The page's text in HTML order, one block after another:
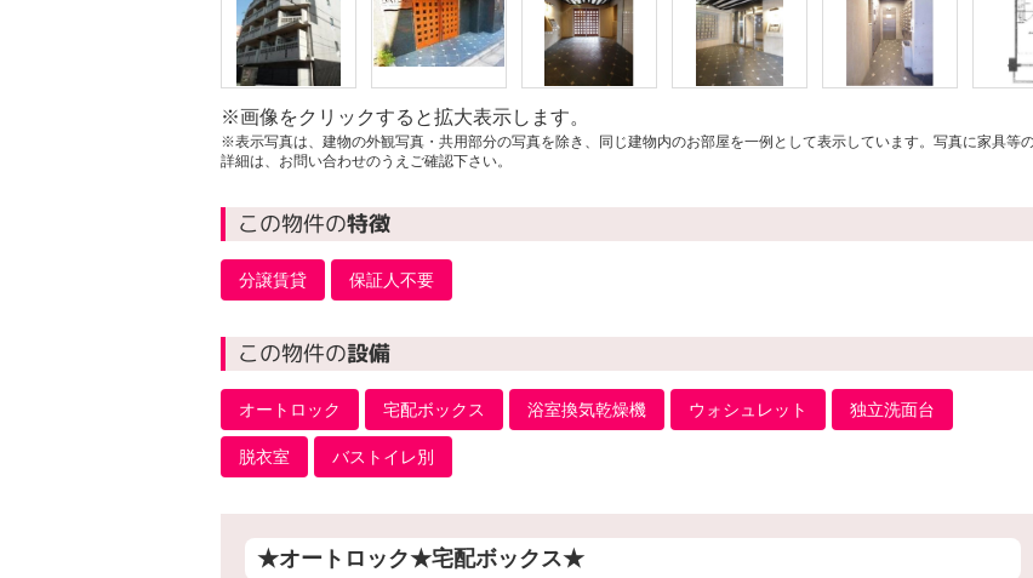
※画像をクリックすると拡大表示します。
※表示写真は、建物の外観写真・共用部分の写真を除き、同じ建物内のお部屋を一例として表示しています。写真に家具等
詳細は、お問い合わせのうえご確認下さい。
この物件の特徴
分譲賃貸 保証人不要
この物件の設備
オートロック 宅配ボックス 浴室換気乾燥機 ウォシュレット 独立洗面台
脱衣室 バストイレ別
★オートロック★宅配ボックス★